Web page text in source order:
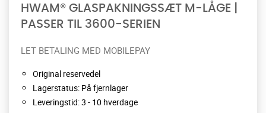
HWAM® GLASPAKNINGSSÆT M-LÅGE |
PASSER TIL 3600-SERIEN
LET BETALING MED MOBILEPAY
Original reservedel
Lagerstatus: På fjernlager
Leveringstid: 3 - 10 hverdage